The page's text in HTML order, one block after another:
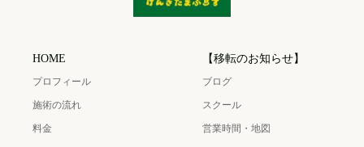
HOME
プロフィール
施術の流れ
料金
【移転のお知らせ】
ブログ
スクール
営業時間・地図